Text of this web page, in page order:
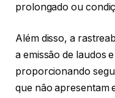
prolongado ou
Além disso, a
a emissão de laudos
proporcionando
que não apresentam